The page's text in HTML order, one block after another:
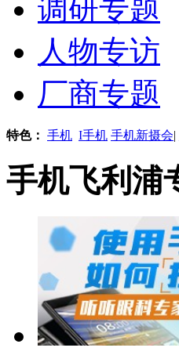
调研专题
人物专访
厂商专题
特色： 手机 I手机 手机新摄会|
手机飞利浦